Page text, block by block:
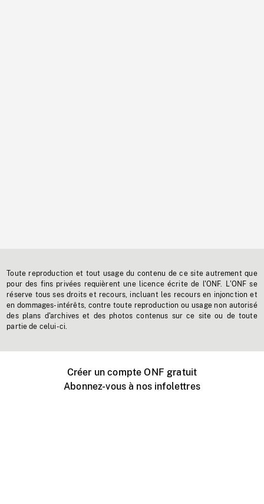
Toute reproduction et tout usage du contenu de ce site autrement que
pour des fins privées requièrent une licence écrite de l'ONF. L'ONF se
réserve tous ses droits et recours, incluant les recours en injonction et
en dommages-intérêts, contre toute reproduction ou usage non autorisé
des plans d'archives et des photos contenus sur ce site ou de toute
partie de celui-ci.
Créer un compte ONF gratuit
Abonnez-vous à nos infolettres